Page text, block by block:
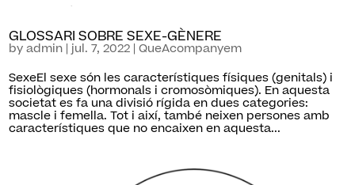
GLOSSARI SOBRE SEXE-GÈNERE
byadmin | jul. 7, 2022 |QueAcompanyem
SexeEl sexe són les característiques físiques (genitals) i
fisiològiques (hormonals i cromosòmiques). En aquesta
societat es fa una divisió rígida en dues categories:
mascle i femella. Tot i així, també neixen persones amb
característiques que no encaixen en aquesta...